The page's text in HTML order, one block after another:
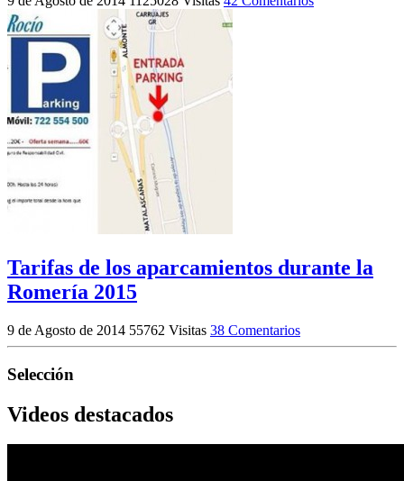
Tarifas de los aparcamientos durante la
Romería 2015
9 de Agosto de 2014 55762 Visitas 38 Comentarios
Selección
Videos destacados